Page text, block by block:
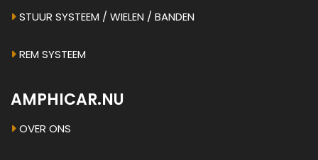
STUUR SYSTEEM / WIELEN / BANDEN
REM SYSTEEM
AMPHICAR.NU
OVER ONS